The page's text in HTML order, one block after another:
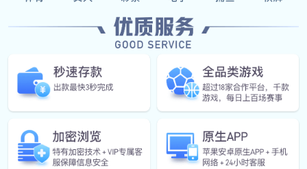
塔底部和旋风分离器中输出，废气由风机排空。